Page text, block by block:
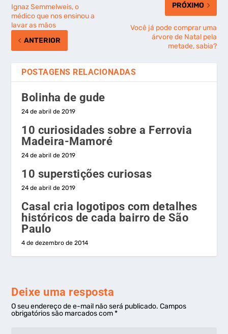
Ignaz Semmelweis, o
médico que nos ensinou a
lavar as mãos
ANTERIOR
PRÓXIMO
Você já pode comprar uma
árvore de Natal pela
metade, sabia?
POSTAGENS RELACIONADAS
Bolinha de gude
24 de abril de 2019
10 curiosidades sobre a Ferrovia
Madeira-Mamoré
24 de abril de 2019
10 superstições curiosas
24 de abril de 2019
Casal cria logotipos com detalhes
históricos de cada bairro de São
Paulo
4 de dezembro de 2014
Deixe uma resposta
O seu endereço de e-mail não será publicado. Campos
obrigatórios são marcados com*